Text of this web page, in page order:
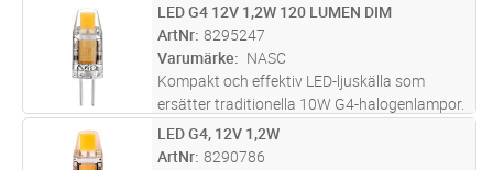
ST Lägg i kundvagn
LED G4 12V 1,2W 120 LUMEN DIM
ArtNr 8295247
Varumärke
NASC
Kompakt och effektiv LED-ljuskälla som
ersätter traditionella 10W G4-halogenlampor.
Med samma kompakta storlek (9,5 x 31,5
mm) som sin traditionella halogenljuskälla
ST Lägg i kundvagn
LED G4, 12V 1,2W
ArtNr 8290786